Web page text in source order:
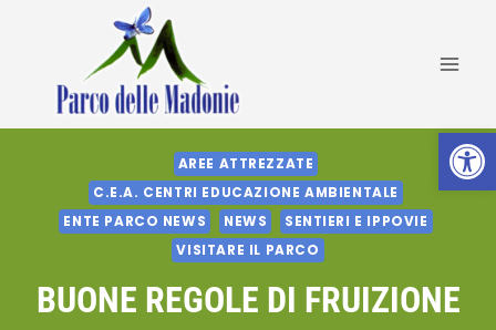
contenuto
AREE ATTREZZATE
C.E.A. CENTRI EDUCAZIONE AMBIENTALE
ENTE PARCO NEWS
NEWS
SENTIERI E IPPOVIE
VISITARE IL PARCO
BUONE REGOLE DI FRUIZIONE
Apri